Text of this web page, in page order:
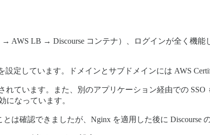
AWS LB → Discourse コンテナ）、ログインが全く機能
定しています。ドメインとサブドメインには AWS
れています。また、別のアプリケーション経由での
になっています。
は確認できましたが、Nginx を適用した後に Discourse